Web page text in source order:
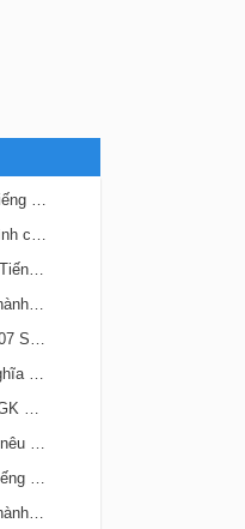
Bài 22 Đọc mở rộng trang 111 SGK Tiếng Việt 5 Kết nối tri thức tập 2
Bài 22 Luyện viết đoạn văn thể hiện tình cảm, cảm xúc về một sự việc trang 111 SGK Tiếng Việt 5 Kết nối tri thức tập 2
Bài 22 Bộ đội về làng trang 109 SGK Tiếng Việt 5 Kết nối tri thức tập 2
Bài 21 Viết đoạn văn nêu ý kiến tán thành một sự việc, hiện tượng (Bài viết số 2) trang 108 SGK Tiếng Việt 5 Kết nối tri thức tập 2
Bài 21 Luyện tập về câu ghép trang 107 SGK Tiếng Việt 5 Kết nối tri thức tập 2
Bài 21 Anh hùng lao động Trần Đại Nghĩa trang 106 SGK Tiếng Việt 5 Kết nối tri thức tập 2
Bài 20 Đền ơn đáp nghĩa trang 104 SGK Tiếng Việt 5 Kết nối tri thức tập 2
Bài 20 Đánh giá, chỉnh sửa đoạn văn nêu ý kiến tán thành một sự vật, hiện tượng trang 103 SGK Tiếng Việt 5 Kết nối tri thức tập 2
Bài 20 Cụ Đồ Chiểu trang 101 SGK Tiếng Việt 5 Kết nối tri thức tập 2
Bài 19 Viết đoạn văn nêu ý kiến tán thành một sự việc, hiện tượng (Bài viết số 1) trang 100 SGK Tiếng Việt 5 Kết nối tri thức tập 2